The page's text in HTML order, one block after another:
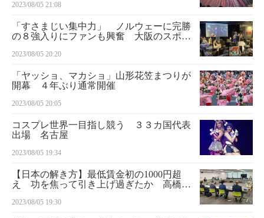
2023/08/05 21:08
「すさまじい集中力」 ノルウェーに完勝
の８強入りにファンも興奮 大阪のスポー
2023/08/05 20:20
「ヤッショ、マカショ」山形花笠まつりが
開幕 ４年ぶり通常開催
2023/08/05 20:05
コスプレ世界一目指し競う ３３カ国代表
出場 名古屋
2023/08/05 19:34
【日本の解き方】最低賃金初の1000円超
え 功を焦って引き上げ過ぎたか 高橋洋
2023/08/05 19:30